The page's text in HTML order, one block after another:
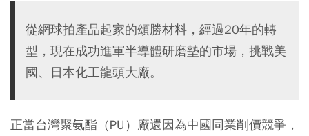
從網球拍產品起家的頌勝材料，經過20年的轉
型，現在成功進軍半導體研磨墊的市場，挑戰美
國、日本化工龍頭大廠。
正當台灣聚氨酯（PU） 廠還因為中國同業削價競爭，